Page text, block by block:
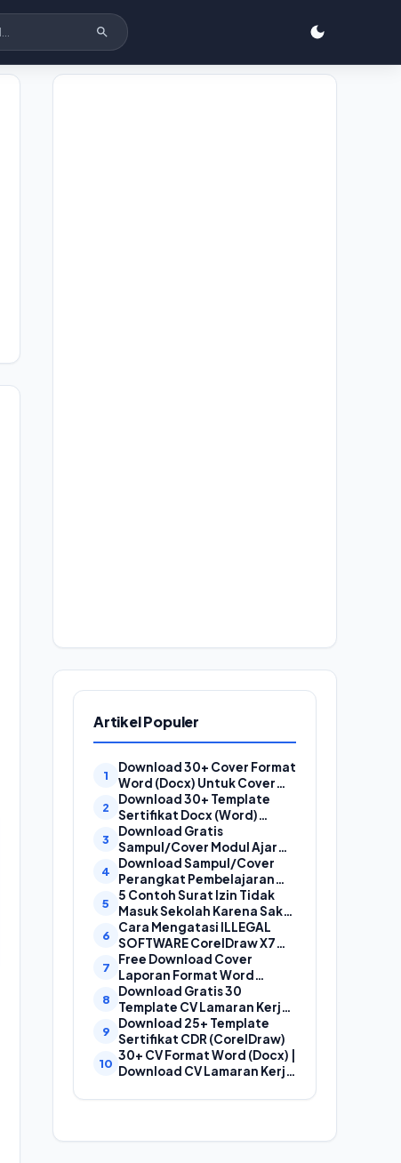
Artikel Populer
Download 30+ Cover Format
Word (Docx) Untuk Cover
Laporan, Cover Proposal,
dan Cover Makalah
Download 30+ Template
Sertifikat Docx (Word)
Gratis Bisa Edit
Download Gratis
Sampul/Cover Modul Ajar
Kurikulum Merdeka
SD,SMP,SMA,SMK Format
Doc (Ms Word)
Download Sampul/Cover
Perangkat Pembelajaran
Kurikulum Merdeka File
Word (Doc) | Contoh Cover
Kurikum Merdeka
5 Contoh Surat Izin Tidak
Masuk Sekolah Karena Sakit
yang Baik dan Benar
Cara Mengatasi ILLEGAL
SOFTWARE CorelDraw X7
Dan X8
Free Download Cover
Laporan Format Word
(Docx) Mudah Diedit, Cocok
Untuk Cover Laporan
Kegiatan, Makalah Dan
Proposal
Download Gratis 30
Template CV Lamaran Kerja
Kreatif (DOC) Bisa EDIT
Download 25+ Template
Sertifikat CDR (CorelDraw)
30+ CV Format Word (Docx) |
Download CV Lamaran Kerja
Bahasa Inggris